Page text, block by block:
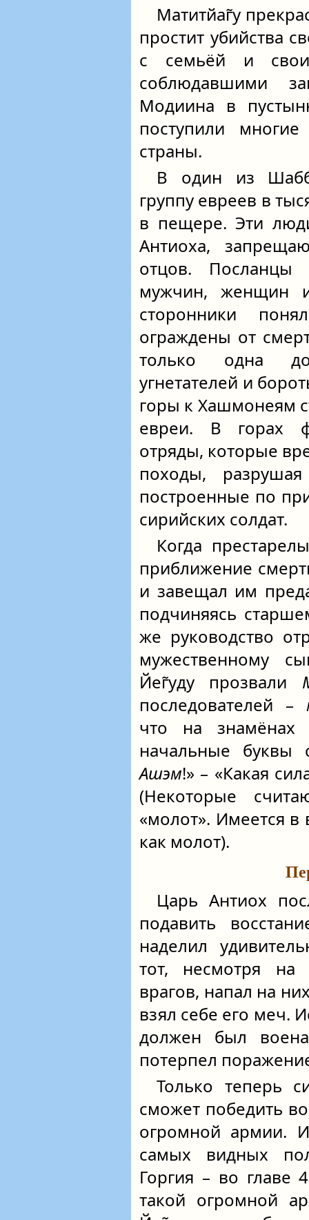
Матитйаг̃у
простит убийства
с семьёй и
соблюдавшими
Модиина в
поступили
страны.
В один из
группу евреев в
в пещере. Эти
Антиоха,
отцов. Посланцы
мужчин, женщин
сторонники
ограждены от
только одна
угнетателей и
горы к Хашмонеям
евреи. В горах
отряды, которые
походы,
построенные по
сирийских солдат.
Когда
приближение
и завещал им
подчиняясь
же руководство
мужественному
Йег̃уду прозвали
последователей –
что на
начальные буквы
Ашэм!» – «Какая
(Некоторые
«молот». Имеется в
как молот).
Царь Антиох
подавить
наделил
тот, несмотря на
врагов, напал на
взял себе его меч.
должен был
потерпел
Только теперь
сможет победить
огромной армии.
самых видных
Горгия – во главе
такой огромной